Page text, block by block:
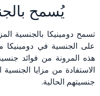
يُسمح
تسمح دومينيكا بالجنسية
على الجنسية في دومينيكا
هذه المرونة من فوائد
الاستفادة من مزايا
جنسيتهم الحالية.